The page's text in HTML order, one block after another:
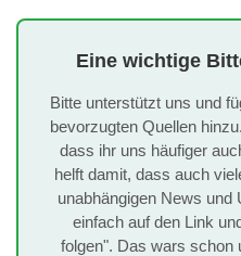
Eine wichtige
Bitte unterstützt uns und
bevorzugten Quellen
dass ihr uns häufiger
helft damit, dass auch
unabhängigen News und
einfach auf den Link
folgen". Das wars schon